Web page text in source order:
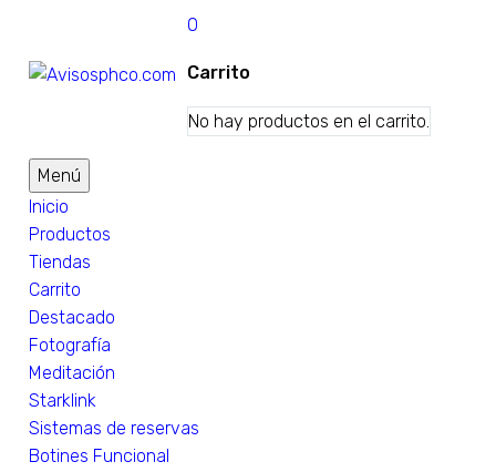
0
Carrito
No hay productos en el carrito.
Menú
Inicio
Productos
Tiendas
Carrito
Destacado
Fotografía
Meditación
Starklink
Sistemas de reservas
Botines Funcional